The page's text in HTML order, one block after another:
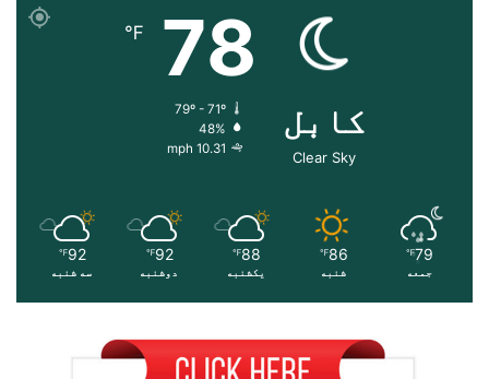
کابل
Clear Sky
78
℉
79º - 71º
48%
10.31 mph
79
℉
جمعه
86
℉
شنبه
88
℉
یکشنبه
92
℉
دوشنبه
92
℉
سه شنبه